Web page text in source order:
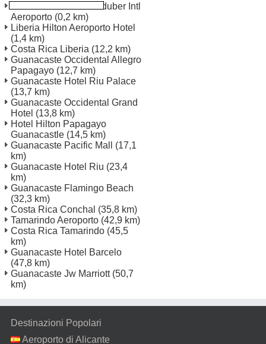
Guanacaste Daniel Oduber Intl
Aeroporto (0,2 km)
Liberia Hilton Aeroporto Hotel
(1,4 km)
Costa Rica Liberia (12,2 km)
Guanacaste Occidental Allegro
Papagayo (12,7 km)
Guanacaste Hotel Riu Palace
(13,7 km)
Guanacaste Occidental Grand
Hotel (13,8 km)
Hotel Hilton Papagayo
Guanacastle (14,5 km)
Guanacaste Pacific Mall
(17,1
km)
Guanacaste Hotel Riu (23,4
km)
Guanacaste Flamingo Beach
(32,3 km)
Costa Rica Conchal (35,8 km)
Tamarindo Aeroporto (42,9 km)
Costa Rica Tamarindo (45,5
km)
Guanacaste Hotel Barcelo
(47,8 km)
Guanacaste Jw Marriott(50,7
km)
Destinazioni Popolari
Aeroporto di Alicante